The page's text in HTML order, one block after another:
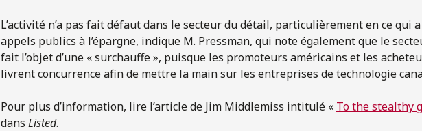
L’activité n’a pas fait défaut dans le secteur du détail, particulièrement en ce qui
appels publics à l’épargne, indique M. Pressman, qui note également que le
fait l’objet d’une « surchauffe », puisque les promoteurs américains et les
livrent concurrence afin de mettre la main sur les entreprises de technologie
Pour plus d’information, lire l’article de Jim Middlemiss intitulé « To the stealthy
dans Listed.